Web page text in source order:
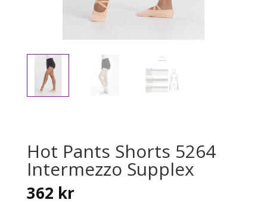
Hot Pants Shorts 5264
Intermezzo Supplex
362 kr